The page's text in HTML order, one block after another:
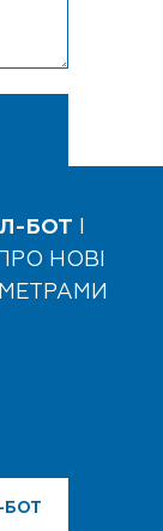
БОТ
НОВІ
БОТ